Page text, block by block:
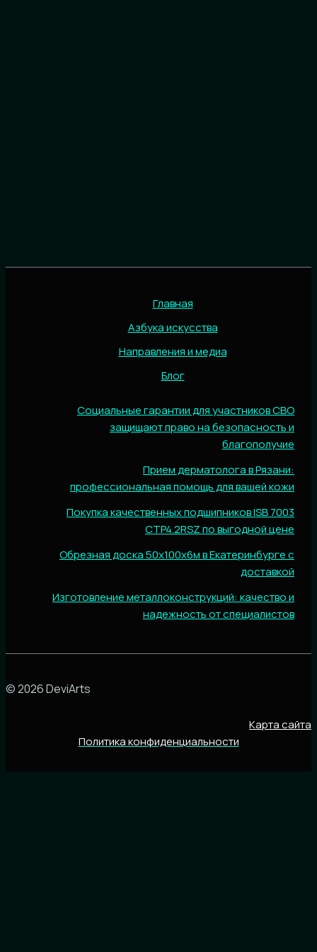
Главная
Азбука искусства
Направления и медиа
Блог
Социальные гарантии для участников СВО
защищают право на безопасность и
благополучие
Прием дерматолога в Рязани:
профессиональная помощь для вашей кожи
Покупка качественных подшипников ISB 7003
CTP4.2RSZ по выгодной цене
Обрезная доска 50х100х6м в Екатеринбурге с
доставкой
Изготовление металлоконструкций: качество и
надежность от специалистов
© 2026 DeviArts
Карта сайта
Политика конфиденциальности